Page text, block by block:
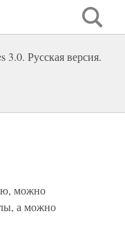
3.0. Русская версия.
можно
а можно